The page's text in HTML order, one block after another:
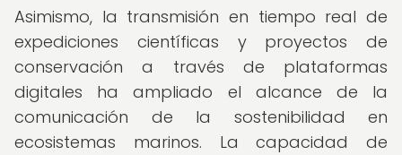
Asimismo, la transmisión en tiempo real de
expediciones científicas y proyectos de
conservación a través de plataformas
digitales ha ampliado el alcance de la
comunicación de la sostenibilidad en
ecosistemas marinos. La capacidad de